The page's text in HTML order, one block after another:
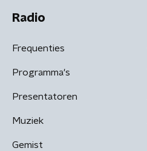
Radio
Frequenties
Programma's
Presentatoren
Muziek
Gemist